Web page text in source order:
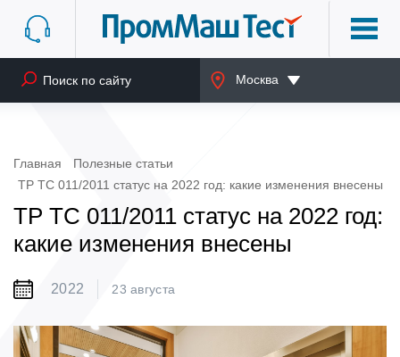
Москва
Главная
Полезные статьи
ТР ТС 011/2011 статус на 2022 год: какие изменения внесены
ТР ТС 011/2011 статус на 2022 год:
какие изменения внесены
2022 23 августа